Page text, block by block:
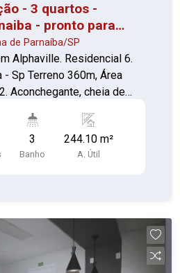
-
para
de Parnaíba/SP
Alphaville. Residencial 6.
- Sp Terreno 360m, Área
Aconchegante, cheia de
com suíte
academia no condomínio.
comercial de apoio em
3
Banho
244.10 m²
A. Útil